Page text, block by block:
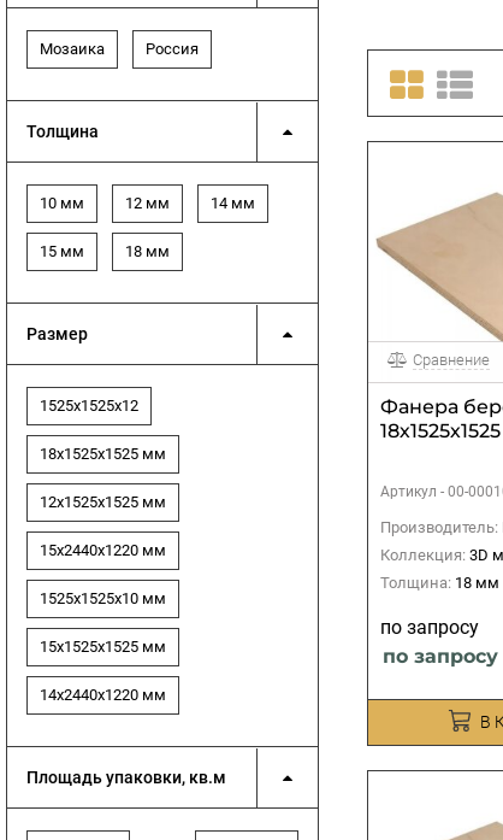
Фанера
Артикул - 00-
Производитель:
Коллекция: 3D
Толщина: 18 мм
по запросу
по запросу
В
Сравнение
Мозаика Россия
Толщина
10 мм 12 мм 14 мм
15 мм 18 мм
Размер
1525х1525х12
18х1525х1525 мм
12х1525х1525 мм
15х2440х1220 мм
1525х1525х10 мм
15х1525х1525 мм
14х2440х1220 мм
Площадь упаковки, кв.м